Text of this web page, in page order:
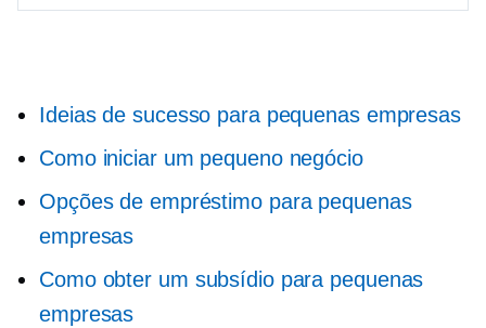
Ideias de sucesso para pequenas empresas
Como iniciar um pequeno negócio
Opções de empréstimo para pequenas
empresas
Como obter um subsídio para pequenas
empresas